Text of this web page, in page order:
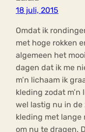
18 juli, 2015
Omdat ik
met hoge rokken
algemeen het
dagen dat ik me
m’n lichaam ik
kleding zodat
wel lastig nu in de
kleding met lange
om nu te dragen.